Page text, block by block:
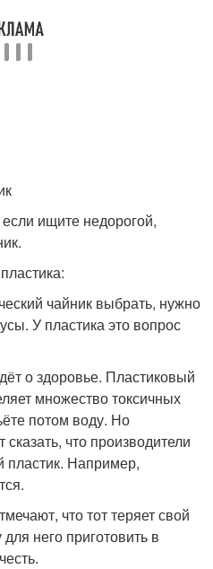
ищите недорогой,
чайник выбрать, нужно
У пластика это вопрос
о здоровье. Пластиковый
множество токсичных
потом воду. Но
что производители
пластик. Например,
что тот теряет свой
него приготовить в